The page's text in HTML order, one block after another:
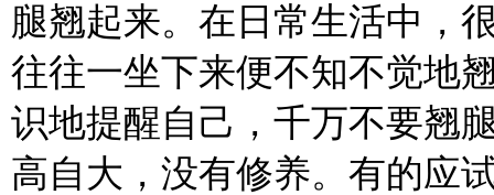
腿翘起来。在日常生活中，
往往一坐下来便不知不觉地
识地提醒自己，千万不要翘
高自大，没有修养。有的应